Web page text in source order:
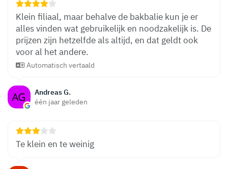
Andreas G.
één jaar geleden
Klein filiaal, maar behalve de bakbalie kun je er
alles vinden wat gebruikelijk en noodzakelijk is. De
prijzen zijn hetzelfde als altijd, en dat geldt ook
voor al het andere.
Automatisch vertaald
Te klein en te weinig